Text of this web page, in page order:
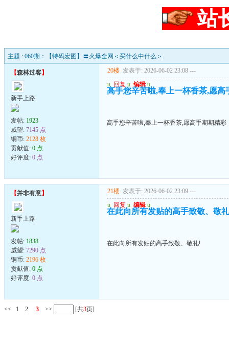
站
主题 : 060期：【特码宏图】〓火爆全网＜买什么中什么＞.
【森林过客】
新手上路
发帖: 1923
威望: 7145 点
铜币: 2128 枚
贡献值: 0 点
好评度: 0 点
20楼 发表于: 2026-06-02 23:08 ---
u 回复 u 编辑 u
高手您辛苦啦,奉上一杯香茶,愿高
高手您辛苦啦,奉上一杯香茶,愿高手期期精彩
【并非有意】
新手上路
发帖: 1838
威望: 7290 点
铜币: 2196 枚
贡献值: 0 点
好评度: 0 点
21楼 发表于: 2026-06-02 23:09 ---
u 回复 u 编辑 u
在此向所有发贴的高手致敬、敬
在此向所有发贴的高手致敬、敬礼!
<< 1 2 3 >> [共3页]